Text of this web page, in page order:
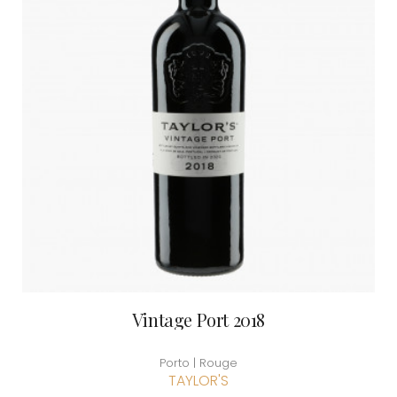
Vintage Port 2018
Porto | Rouge
TAYLOR'S